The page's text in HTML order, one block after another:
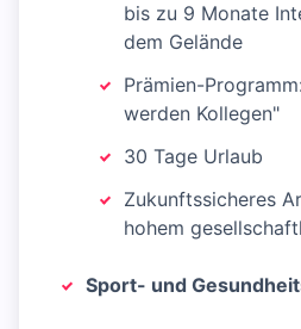
bis zu 9 Monate
dem Gelände
Prämien-
werden Kollegen"
30 Tage Urlaub
Zukunftssicheres
hohem
Sport- und